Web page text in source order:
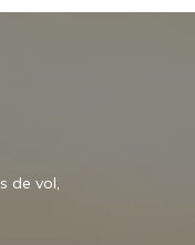
de vol,